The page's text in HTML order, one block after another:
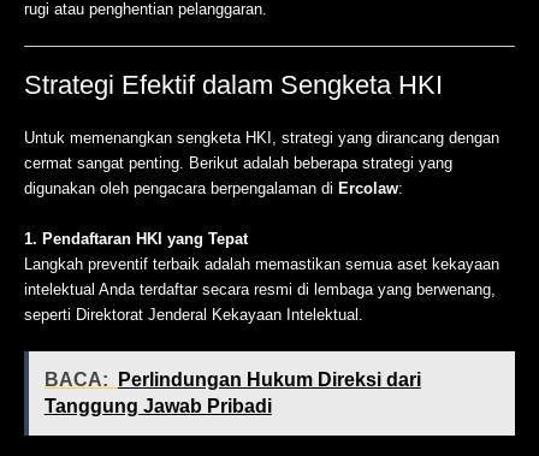
rugi atau penghentian pelanggaran.
Strategi Efektif dalam Sengketa HKI
Untuk memenangkan sengketa HKI, strategi yang dirancang dengan
cermat sangat penting. Berikut adalah beberapa strategi yang
digunakan oleh pengacara berpengalaman di Ercolaw:
1. Pendaftaran HKI yang Tepat
Langkah preventif terbaik adalah memastikan semua aset kekayaan
intelektual Anda terdaftar secara resmi di lembaga yang berwenang,
seperti Direktorat Jenderal Kekayaan Intelektual.
BACA:
Perlindungan Hukum Direksi dari
Tanggung Jawab Pribadi